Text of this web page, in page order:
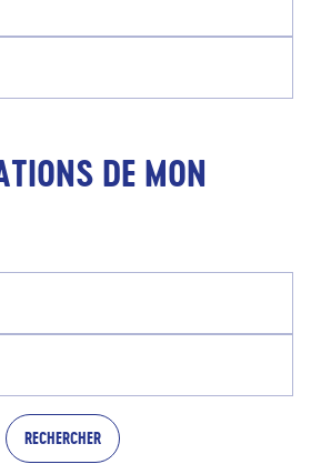
DE MON
RECHERCHER